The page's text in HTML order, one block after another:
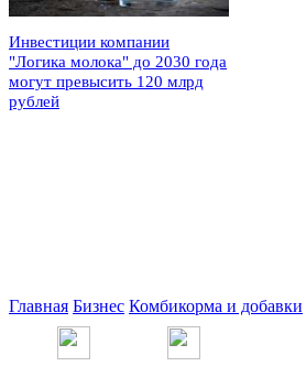
Инвестиции компании
"Логика молока" до 2030 года
могут превысить 120 млрд
рублей
Главная Бизнес Комбикорма и добавки